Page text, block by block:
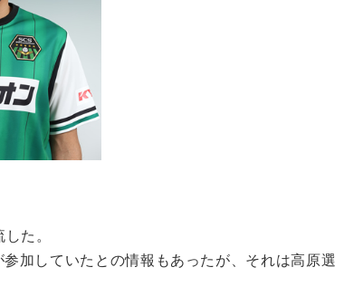
た。
加していたとの情報もあったが、それは高原選